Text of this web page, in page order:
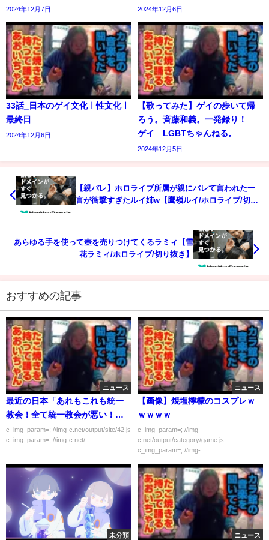
2024年12月7日 2024年12月6日
33話_日本のゲイ文化ㅣ性文化ㅣ
最終日
2024年12月6日
【歌ってみた】ゲイの歩いて帰
ろう。斉藤和義。一発録り！
ゲイ LGBTちゃんねる。
2024年12月5日
【親バレ】ホロライブ所属が親にバレて言われた一
言が衝撃すぎたルイ姉w【鷹嶺ルイ/ホロライブ/切り
あらゆる手を使って壺を売りつけてくるラミィ【雪
花ラミィ/ホロライブ/切り抜き】
おすすめの記事
ニュース
最近の日本「あれもこれも統一
教会！全て統一教会が悪い！」
みたいな空気が嫌い
c_img_param=; //img-c.net/output/site/42.js
c_img_param=; //img-c.net/...
ニュース
【画像】焼塩檸檬のコスプレｗ
ｗｗｗｗ
c_img_param=; //img-
c.net/output/category/game.js
c_img_param=; //img-...
未分類 ニュース